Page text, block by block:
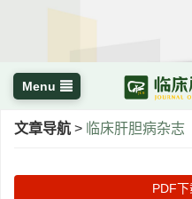
Menu
文章导航 > 临床肝胆病杂志
PDF下